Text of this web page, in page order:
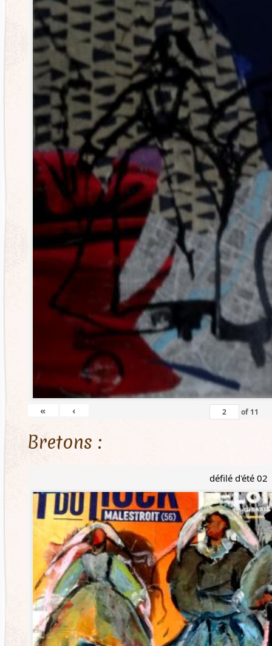
« ‹ of 11
Bretons :
défilé d'été 02